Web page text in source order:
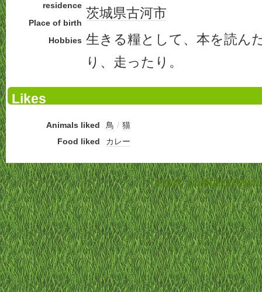
residence
Place of birth
茨城県古河市
Hobbies 生きる糧として、本を読ん
り、走ったり。
Likes
Animals liked 鳥 / 猫
Food liked
カレー
Accueil-Conditions